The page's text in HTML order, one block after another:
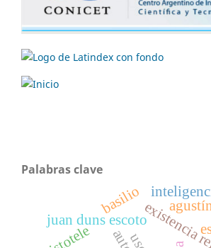
Palabras clave
juan duns escoto
basilio